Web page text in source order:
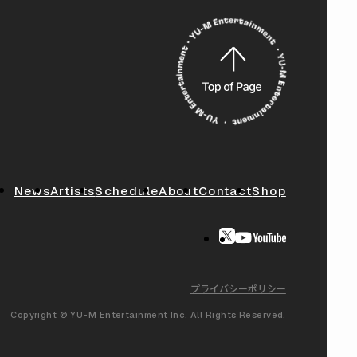
NewsArtistsScheduleAboutContactShop
プライバシーポリシー
Copyright © YU-M Entertainment Inc. All Rights Reserved.